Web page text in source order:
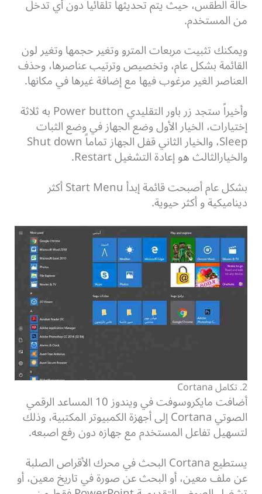
حالة الطقس، حيث يتم تحديثها تلقائياً دون أي تدخل
من المستخدم.
ويمكنك تثبيت مربعات المترو وتغير حجمها وتغير لون
القائمة بشكل عام، وتخصيص وترتيب عناصرها، وحذف
العناصر الغير مرغوب فيها مع إضافة غيرها في مكانها.
وأخيراً ستجد زر باور التقليدي Power button به ثلاثة
إختيارات، الخيار الأول وضع الجهاز في وضع الثبات
Sleep، والخيار الثاني قفل الجهاز تماماً Shut down
والخيارالثالث هو إعادة التشغيل Restart.
بشكل عام أصبحت قائمة إبدأ Start Menu أكثر
ديناميكية و أكثر حيوية.
2. تكامل Cortana
أضافت مايكروسوفت في ويندوز 10 المساعد الرقمي
الصوتي Cortana إلى أجهزة الكمبيوتر المكتبية، وذلك
لتسهيل تفاعل المستخدم مع جهازه دون رفع اصبعه.
يستطيع Cortana البحث في محرك الأقراص الصلبة
عن ملف معين، أو البحث عن صورة في تاريخ معين، أو